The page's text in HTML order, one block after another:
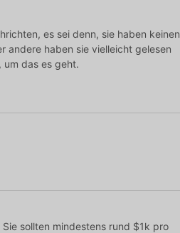
es sei denn, sie haben keinen
andere haben sie vielleicht gelesen
das es geht.
sollten mindestens rund $1k pro